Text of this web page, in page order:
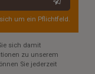
um ein Pflichtfeld.
sich damit
zu unserem
Sie jederzeit